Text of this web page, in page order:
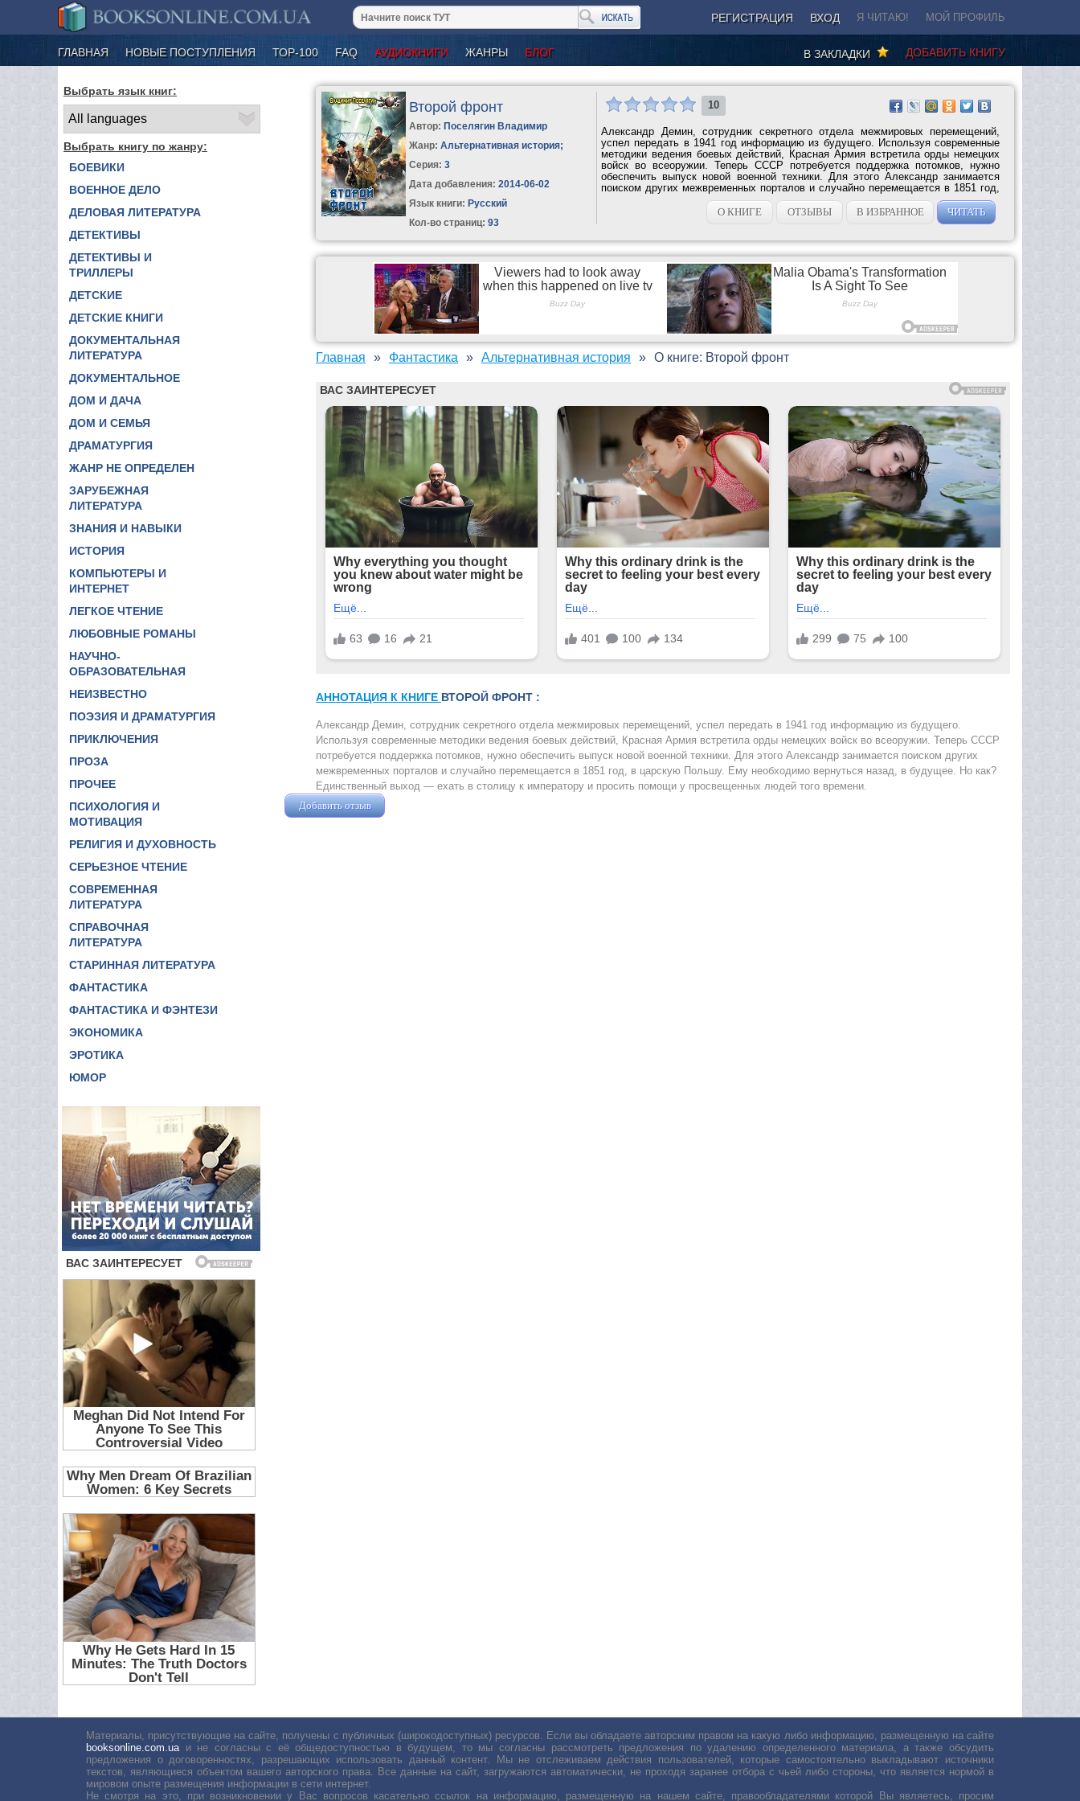
РЕГИСТРАЦИЯ ВХОД Я ЧИТАЮ! МОЙ ПРОФИЛЬ
ГЛАВНАЯ НОВЫЕ ПОСТУПЛЕНИЯ ТОР-100 FAQ АУДИОКНИГИ ЖАНРЫ БЛОГ ДОБАВИТЬ КНИГУ
В ЗАКЛАДКИ
Выбрать язык книг:
Выбрать книгу по жанру:
БОЕВИКИ
ВОЕННОЕ ДЕЛО
ДЕЛОВАЯ ЛИТЕРАТУРА
ДЕТЕКТИВЫ
ДЕТЕКТИВЫ И
ТРИЛЛЕРЫ
ДЕТСКИЕ
ДЕТСКИЕ КНИГИ
ДОКУМЕНТАЛЬНАЯ
ЛИТЕРАТУРА
ДОКУМЕНТАЛЬНОЕ
ДОМ И ДАЧА
ДОМ И СЕМЬЯ
ДРАМАТУРГИЯ
ЖАНР НЕ ОПРЕДЕЛЕН
ЗАРУБЕЖНАЯ
ЛИТЕРАТУРА
ЗНАНИЯ И НАВЫКИ
ИСТОРИЯ
КОМПЬЮТЕРЫ И
ИНТЕРНЕТ
ЛЕГКОЕ ЧТЕНИЕ
ЛЮБОВНЫЕ РОМАНЫ
НАУЧНО-
ОБРАЗОВАТЕЛЬНАЯ
НЕИЗВЕСТНО
ПОЭЗИЯ И ДРАМАТУРГИЯ
ПРИКЛЮЧЕНИЯ
ПРОЗА
ПРОЧЕЕ
ПСИХОЛОГИЯ И
МОТИВАЦИЯ
РЕЛИГИЯ И ДУХОВНОСТЬ
СЕРЬЕЗНОЕ ЧТЕНИЕ
СОВРЕМЕННАЯ
ЛИТЕРАТУРА
СПРАВОЧНАЯ
ЛИТЕРАТУРА
СТАРИННАЯ ЛИТЕРАТУРА
ФАНТАСТИКА
ФАНТАСТИКА И ФЭНТЕЗИ
ЭКОНОМИКА
ЭРОТИКА
ЮМОР
Второй фронт
Автор: Поселягин Владимир
Жанр: Альтернативная история;
Серия:3
Дата добавления: 2014-06-02
Язык книги: Русский
Кол-во страниц: 93
10
Александр Демин, сотрудник секретного отдела межмировых перемещений,
успел передать в 1941 год информацию из будущего. Используя современные
методики ведения боевых действий, Красная Армия встретила орды немецких
войск во всеоружии. Теперь СССР потребуется поддержка потомков, нужно
обеспечить выпуск новой военной техники. Для этого Александр занимается
поиском других межвременных порталов и случайно перемещается в 1851 год,
О КНИГЕ
ОТЗЫВЫ В ИЗБРАННОЕ ЧИТАТЬ
Главная Фантастика Альтернативная история О книге: Второй фронт
АННОТАЦИЯ К КНИГЕ ВТОРОЙ ФРОНТ :
Александр Демин, сотрудник секретного отдела межмировых перемещений, успел передать в 1941 год информацию из будущего.
Используя современные методики ведения боевых действий, Красная Армия встретила орды немецких войск во всеоружии. Теперь СССР
потребуется поддержка потомков, нужно обеспечить выпуск новой военной техники. Для этого Александр занимается поиском других
межвременных порталов и случайно перемещается в 1851 год, в царскую Польшу. Ему необходимо вернуться назад, в будущее. Но как?
Единственный выход — ехать в столицу к императору и просить помощи у просвещенных людей того времени.
Добавить отзыв
Материалы, присутствующие на сайте, получены с публичных (широкодоступных) ресурсов. Если вы обладаете авторским правом на какую либо информацию, размещенную на сайте
booksonline.com.ua и не согласны с её общедоступностью в будущем, то мы согласны рассмотреть предложения по удалению определенного материала, а также обсудить
предложения о договоренностях, разрешающих использовать данный контент. Мы не отслеживаем действия пользователей, которые самостоятельно выкладывают источники
текстов, являющиеся объектом вашего авторского права. Все данные на сайт, загружаются автоматически, не проходя заранее отбора с чьей либо стороны, что является нормой в
мировом опыте размещения информации в сети интернет.
Не смотря на это, при возникновении у Вас вопросов касательно ссылок на информацию, размещенную на нашем сайте, правообладателями которой Вы являетесь, просим